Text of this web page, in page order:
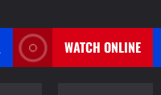
WATCH ONLINE